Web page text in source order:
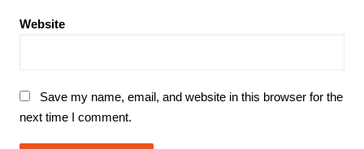
Website
Save my name, email, and website in this browser for the
next time I comment.